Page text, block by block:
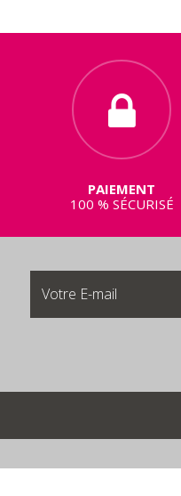
PAIEMENT
100 % SÉCURISÉ